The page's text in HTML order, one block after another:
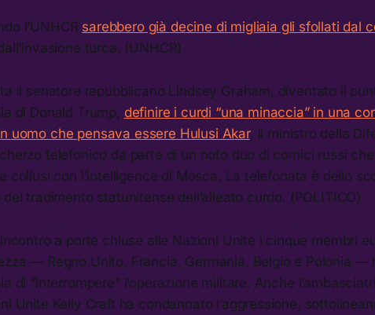
l’UNHCR sarebbero già decine di migliaia gli sfollati dal
turca. (UNHCR)
il senatore repubblicano Lindsey Graham, diventato il
di Donald Trump, definire i curdi “una minaccia” in una
uomo che pensava essere Hulusi Akar, il ministro della
telefonico da parte di un noto duo di comici russi
collusi con l’intelligence di Mosca. La telefonata è dello
del tradimento statunitense dell’alleato curdo. (POLITICO)
a porte chiuse alle Nazioni Unite i cinque membri
— Regno Unito, Francia, Germania, Belgio e Polonia —
di “interrompere” l’operazione militare. Anche
Unite Kelly Craft ha condannato l’aggressione,